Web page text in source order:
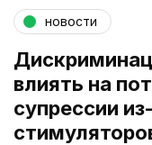
новости
влиять на
супрессии